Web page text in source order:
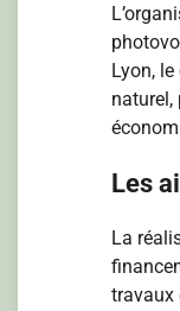
Lyon,
Les
La
travaux